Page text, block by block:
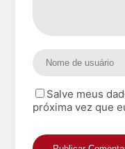
Salve meus
próxima vez que